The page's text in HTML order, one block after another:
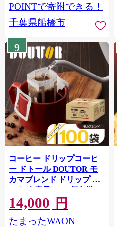
POINTで寄附できる！
千葉県船橋市
9
コーヒー ドリップコーヒ
ー ドトール DOUTOR モ
カマブレンド ドリップ パ
ック 大容量 モカ 個包装
100袋 100杯 珈琲 オフィス
キャンプ アウトドア カフ
ェ ギフト 手軽 本格 おすす
14,000 円
たまったWAON